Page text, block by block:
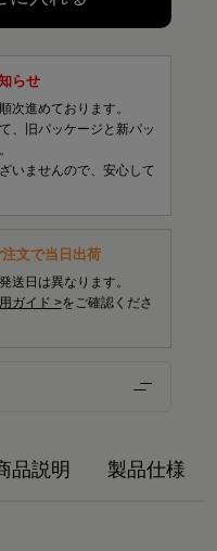
らせ
次進めております。
、旧パッケージと新パッ
いませんので、安心して
文で当日出荷
送日は異なります。
ガイド >をご確認くださ
品説明 製品仕様